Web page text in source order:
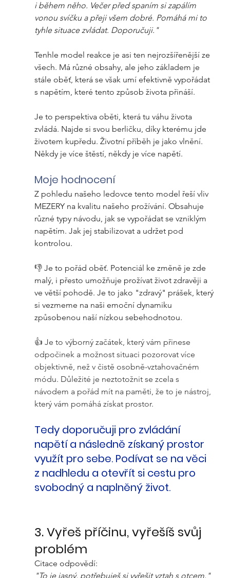
i během něho. Večer před spaním si zapálím
vonou svíčku a přeji všem dobré. Pomáhá mi to
tyhle situace zvládat. Doporučuji."
Tenhle model reakce je asi ten nejrozšířenější ze
všech. Má různé obsahy, ale jeho základem je
stále oběť, která se však umí efektivně vypořádat
s napětím, které tento způsob života přináší.
Je to perspektiva oběti, která tu váhu života
zvládá. Najde si svou berličku, díky kterému jde
životem kupředu. Životní příběh je jako vlnění.
Někdy je více štěstí, někdy je více napětí.
Moje hodnocení
Z pohledu našeho ledovce tento model řeší vliv
MEZERY na kvalitu našeho prožívání. Obsahuje
různé typy návodu, jak se vypořádat se vzniklým
napětím. Jak jej stabilizovat a udržet pod
kontrolou.
👎 Je to pořád oběť. Potenciál ke změně je zde
malý, i přesto umožňuje prožívat život zdravěji a
ve větší pohodě. Je to jako "zdravý" prášek, který
si vezmeme na naši emoční dynamiku
způsobenou naší nízkou sebehodnotou.
👍 Je to výborný začátek, který vám přinese
odpočinek a možnost situaci pozorovat více
objektivně, než v čistě osobně-vztahovačném
módu. Důležité je neztotožnit se zcela s
návodem a pořád mít na paměti, že to je nástroj,
který vám pomáhá získat prostor.
Tedy doporučuji pro zvládání
napětí a následně získaný prostor
využít pro sebe. Podívat se na věci
z nadhledu a otevřít si cestu pro
svobodný a naplněný život.
3. Vyřeš příčinu, vyřešíš svůj
problém
Citace odpovědí:
"To je jasný, potřebuješ si vyřešit vztah s otcem."